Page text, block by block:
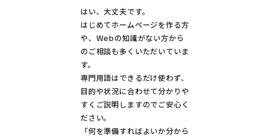
はい、大丈夫です。
はじめてホームページを作る方
や、Webの知識がない方から
のご相談も多くいただいていま
す。
専門用語はできるだけ使わず、
目的や状況に合わせて分かりや
すくご説明しますのでご安心く
ださい。
「何を準備すればよいか分から